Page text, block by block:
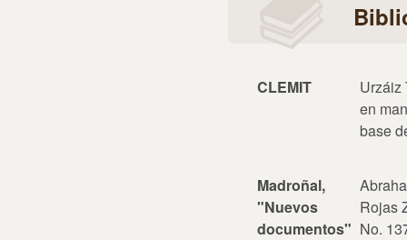
CLEMIT
Urzáiz
en
base
Madroñal,
"Nuevos
documentos"
Rojas
No.